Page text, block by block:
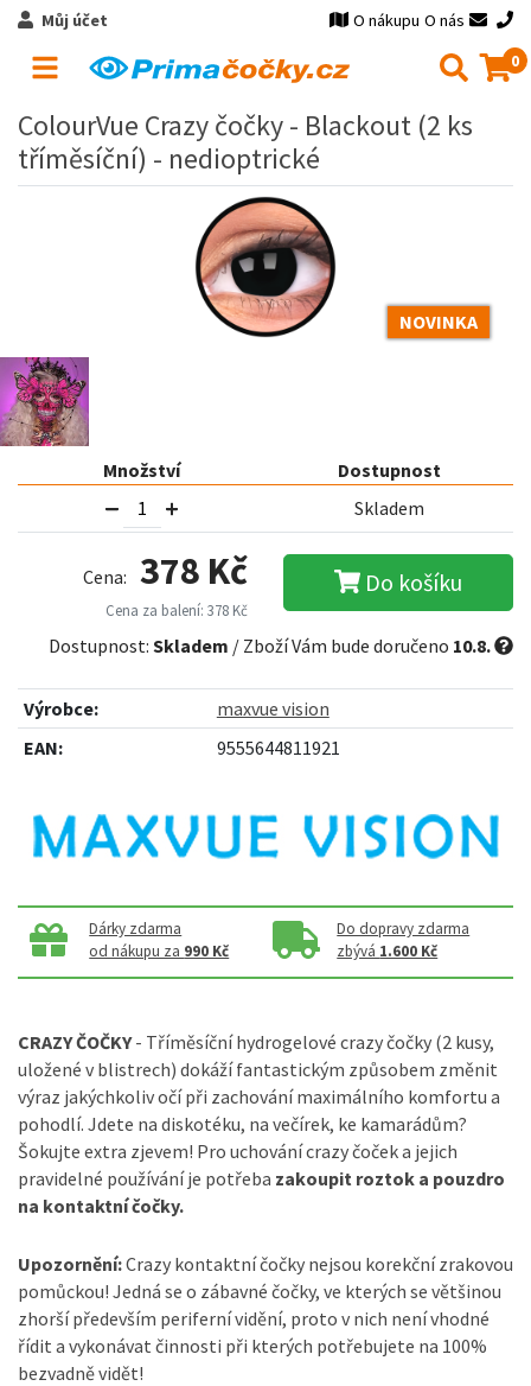
Můj účet O nákupu O nás
0
ColourVue Crazy čočky - Blackout (2 ks
tříměsíční) - nedioptrické
NOVINKA
Množství
Dostupnost
Skladem
Cena: 378 Kč
Cena za balení: 378 Kč
Do košíku
Dostupnost: Skladem / Zboží Vám bude doručeno 10.8.
Výrobce:
maxvue vision
EAN:
9555644811921
Dárky zdarma
od nákupu za 990 Kč
Do dopravy zdarma
zbývá 1.600 Kč
CRAZY ČOČKY- Tříměsíční hydrogelové crazy čočky (2 kusy,
uložené v blistrech) dokáží fantastickým způsobem změnit
výraz jakýchkoliv očí při zachování maximálního komfortu a
pohodlí. Jdete na diskotéku, na večírek, ke kamarádům?
Šokujte extra zjevem! Pro uchování crazy čoček a jejich
pravidelné používání je potřeba zakoupit roztok a pouzdro
na kontaktní čočky.
Upozornění:Crazy kontaktní čočky nejsou korekční zrakovou
pomůckou! Jedná se o zábavné čočky, ve kterých se většinou
zhorší především periferní vidění, proto v nich není vhodné
řídit a vykonávat činnosti při kterých potřebujete na 100%
bezvadně vidět!